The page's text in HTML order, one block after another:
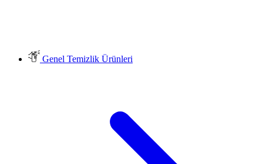
Genel Temizlik Ürünleri